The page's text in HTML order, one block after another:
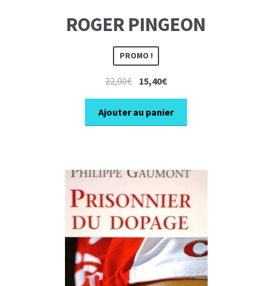
ROGER PINGEON
PROMO !
22,00€ Le
prix
initial
était :
15,40€Le
prix
actuel
est :
Ajouter au panier